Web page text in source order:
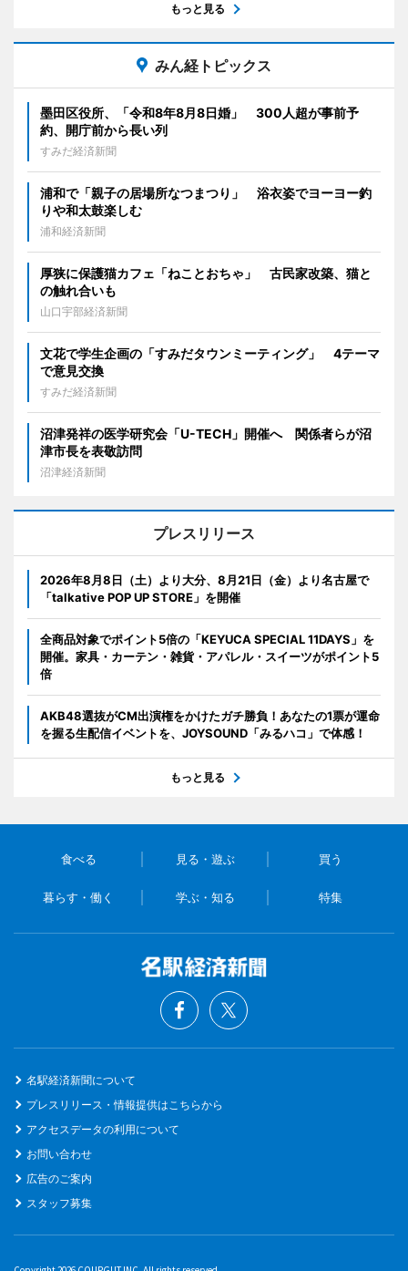
もっと見る
みん経トピックス
墨田区役所、「令和8年8月8日婚」 300人超が事前予
約、開庁前から長い列
すみだ経済新聞
浦和で「親子の居場所なつまつり」 浴衣姿でヨーヨー釣
りや和太鼓楽しむ
浦和経済新聞
厚狭に保護猫カフェ「ねことおちゃ」 古民家改築、猫と
の触れ合いも
山口宇部経済新聞
文花で学生企画の「すみだタウンミーティング」 4テーマ
で意見交換
すみだ経済新聞
沼津発祥の医学研究会「U-TECH」開催へ 関係者らが沼
津市長を表敬訪問
沼津経済新聞
プレスリリース
2026年8月8日（土）より大分、8月21日（金）より名古屋で
「talkative POP UP STORE」を開催
全商品対象でポイント5倍の「KEYUCA SPECIAL 11DAYS」を
開催。家具・カーテン・雑貨・アパレル・スイーツがポイント5
倍
AKB48選抜がCM出演権をかけたガチ勝負！あなたの1票が運命
を握る生配信イベントを、JOYSOUND「みるハコ」で体感！
もっと見る
食べる 見る・遊ぶ 買う
暮らす・働く 学ぶ・知る 特集
名駅経済新聞について
プレスリリース・情報提供はこちらから
アクセスデータの利用について
お問い合わせ
広告のご案内
スタッフ募集